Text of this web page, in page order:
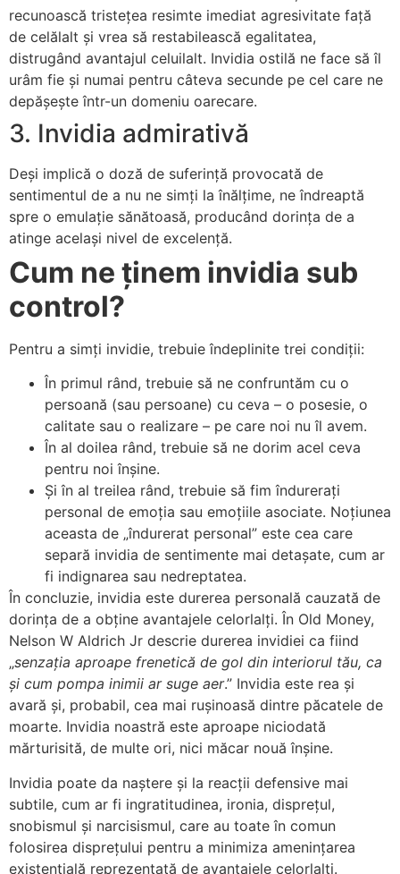
recunoască tristețea resimte imediat agresivitate față
de celălalt și vrea să restabilească egalitatea,
distrugând avantajul celuilalt. Invidia ostilă ne face să îl
urâm fie și numai pentru câteva secunde pe cel care ne
depășește într-un domeniu oarecare.
3. Invidia admirativă
Deși implică o doză de suferință provocată de
sentimentul de a nu ne simți la înălțime, ne îndreaptă
spre o emulație sănătoasă, producând dorința de a
atinge același nivel de excelență.
Cum ne ținem invidia sub
control?
Pentru a simți invidie, trebuie îndeplinite trei condiții:
În primul rând, trebuie să ne confruntăm cu o
persoană (sau persoane) cu ceva – o posesie, o
calitate sau o realizare – pe care noi nu îl avem.
În al doilea rând, trebuie să ne dorim acel ceva
pentru noi înșine.
Și în al treilea rând, trebuie să fim îndurerați
personal de emoția sau emoțiile asociate. Noțiunea
aceasta de „îndurerat personal” este cea care
separă invidia de sentimente mai detașate, cum ar
fi indignarea sau nedreptatea.
În concluzie, invidia este durerea personală cauzată de
dorința de a obține avantajele celorlalți. În Old Money,
Nelson W Aldrich Jr descrie durerea invidiei ca fiind
„senzația aproape frenetică de gol din interiorul tău, ca
și cum pompa inimii ar suge aer.” Invidia este rea și
avară și, probabil, cea mai rușinoasă dintre păcatele de
moarte. Invidia noastră este aproape niciodată
mărturisită, de multe ori, nici măcar nouă înșine.
Invidia poate da naștere și la reacții defensive mai
subtile, cum ar fi ingratitudinea, ironia, disprețul,
snobismul și narcisismul, care au toate în comun
folosirea disprețului pentru a minimiza amenințarea
existențială reprezentată de avantajele celorlalți.